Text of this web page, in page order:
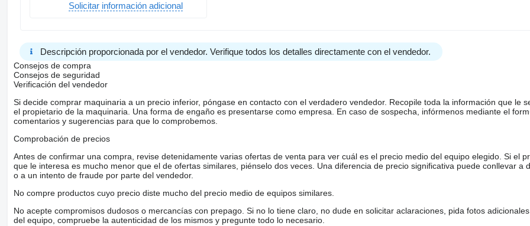
Solicitar información adicional
Descripción proporcionada por el vendedor. Verifique todos los detalles directamente con el vendedor.
Consejos de compra
Consejos de seguridad
Verificación del vendedor
Si decide comprar maquinaria a un precio inferior, póngase en contacto con el verdadero vendedor. Recopile toda la información que le
el propietario de la maquinaria. Una forma de engaño es presentarse como empresa. En caso de sospecha, infórmenos mediante el
comentarios y sugerencias para que lo comprobemos.
Comprobación de precios
Antes de confirmar una compra, revise detenidamente varias ofertas de venta para ver cuál es el precio medio del equipo elegido. Si el
que le interesa es mucho menor que el de ofertas similares, piénselo dos veces. Una diferencia de precio significativa puede conllevar a
o a un intento de fraude por parte del vendedor.
No compre productos cuyo precio diste mucho del precio medio de equipos similares.
No acepte compromisos dudosos o mercancías con prepago. Si no lo tiene claro, no dude en solicitar aclaraciones, pida fotos
del equipo, compruebe la autenticidad de los mismos y pregunte todo lo necesario.